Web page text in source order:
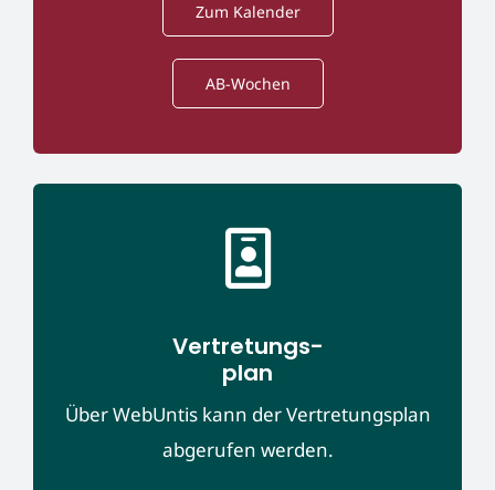
Zum Kalender
AB-Wochen
Vertretungs-
plan
Über WebUntis kann der Vertretungsplan
abgerufen werden.